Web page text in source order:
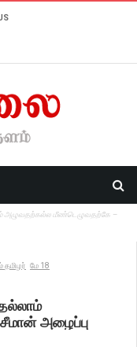
அழுவதற்கல்ல மீண்டெழுவதற்கே –
தமிழர் மே 18
அழைப்பு